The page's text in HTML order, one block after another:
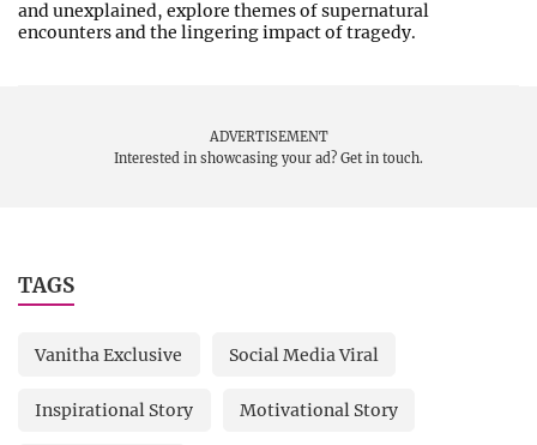
വീണ്ടും മലയാളത്തിൽ
‘അത്രയധികം മനുഷ്യത്വരഹിതവും
ഹിംസാത്മകവുമാണ് അതിനകത്തെ
Literary Beatz